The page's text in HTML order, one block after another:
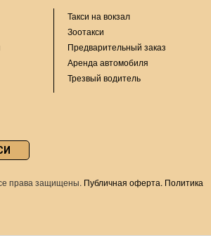
Такси на вокзал
Зоотакси
Предварительный заказ
Аренда автомобиля
Трезвый водитель
права защищены. Публичная оферта. Политика